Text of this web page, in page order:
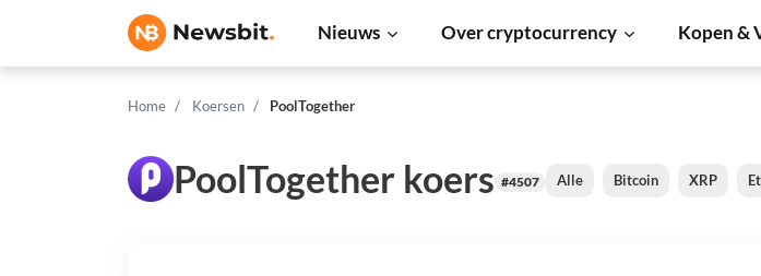
Nieuws Over cryptocurrency Kopen &
Home Koersen PoolTogether
PoolTogether koers #4507 Alle Bitcoin XRP